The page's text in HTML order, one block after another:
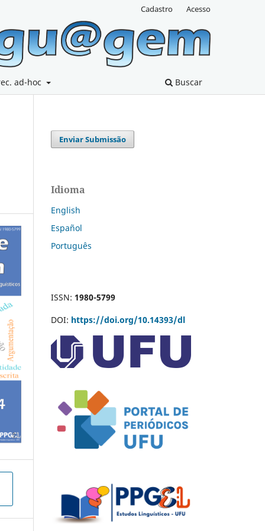
ad-hoc Buscar
Cadastro Acesso
Enviar Submissão
Idioma
English
Español
Português
ISSN: 1980-5799
DOI: https://doi.org/10.14393/dl